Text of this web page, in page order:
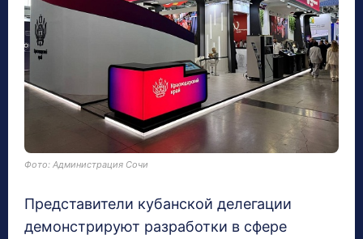
Фото: Администрация Сочи
Представители кубанской делегации
демонстрируют разработки в сфере